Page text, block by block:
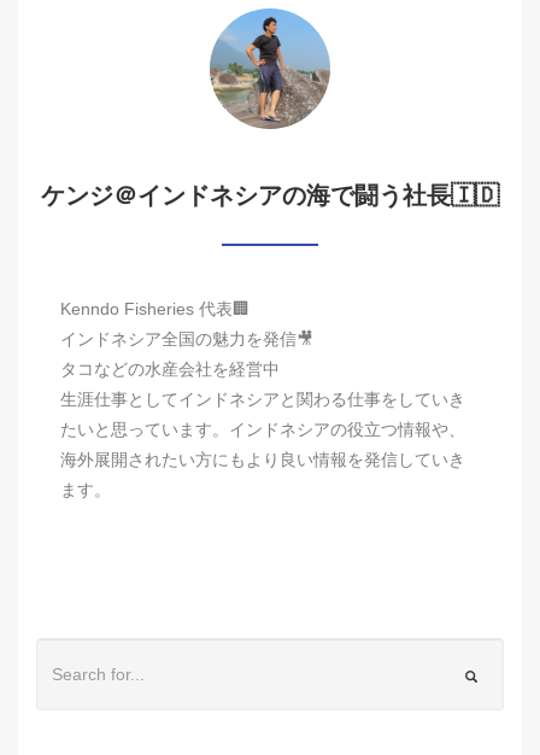
ケンジ＠インドネシアの海で闘う社長🇮🇩
Kenndo Fisheries 代表🏢
インドネシア全国の魅力を発信🎥
タコなどの水産会社を経営中
生涯仕事としてインドネシアと関わる仕事をしていき
たいと思っています。インドネシアの役立つ情報や、
海外展開されたい方にもより良い情報を発信していき
ます。